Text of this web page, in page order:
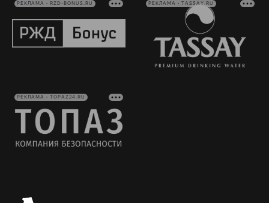
РЕКЛАМА • RZD-BONUS.RU РЕКЛАМА • TASSAY.RU
РЕКЛАМА • TOPAZ24.RU